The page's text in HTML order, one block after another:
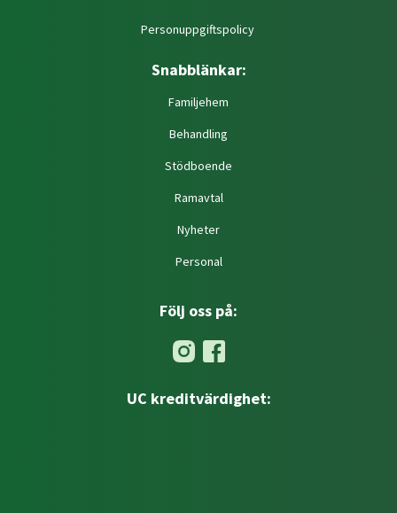
Personuppgiftspolicy
Snabblänkar:
Familjehem
Behandling
Stödboende
Ramavtal
Nyheter
Personal
Följ oss på:
UC kreditvärdighet: